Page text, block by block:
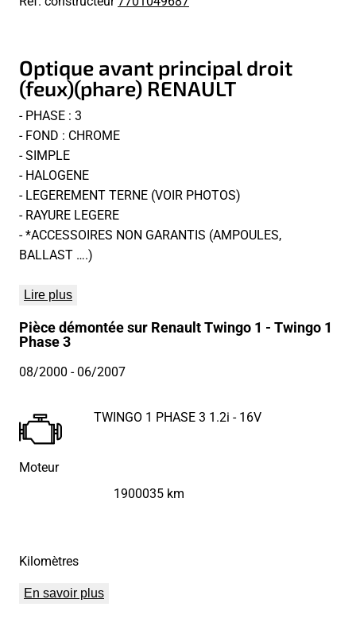
Optique avant principal droit
(feux)(phare) RENAULT
- PHASE : 3
- FOND : CHROME
- SIMPLE
- HALOGENE
- LEGEREMENT TERNE (VOIR PHOTOS)
- RAYURE LEGERE
- *ACCESSOIRES NON GARANTIS (AMPOULES,
BALLAST ….)
Lire plus
Pièce démontée sur Renault Twingo 1 - Twingo 1
Phase 3
08/2000 - 06/2007
Moteur
TWINGO 1 PHASE 3 1.2i - 16V
Kilomètres
1900035 km
En savoir plus